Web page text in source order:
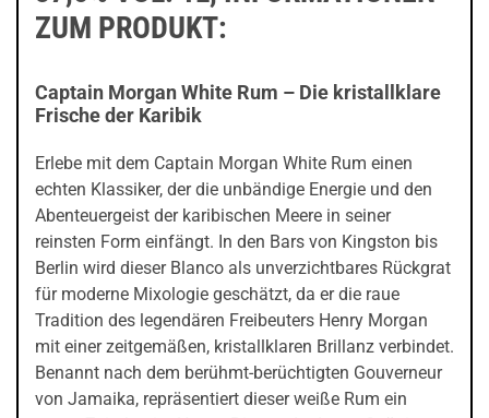
ZUM PRODUKT:
Captain Morgan White Rum – Die kristallklare
Frische der Karibik
Erlebe mit dem Captain Morgan White Rum einen
echten Klassiker, der die unbändige Energie und den
Abenteuergeist der karibischen Meere in seiner
reinsten Form einfängt. In den Bars von Kingston bis
Berlin wird dieser Blanco als unverzichtbares Rückgrat
für moderne Mixologie geschätzt, da er die raue
Tradition des legendären Freibeuters Henry Morgan
mit einer zeitgemäßen, kristallklaren Brillanz verbindet.
Benannt nach dem berühmt-berüchtigten Gouverneur
von Jamaika, repräsentiert dieser weiße Rum ein